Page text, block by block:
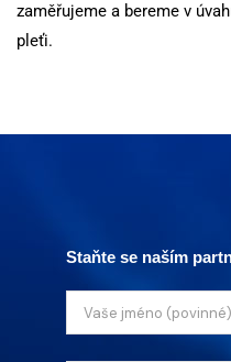
zaměřujeme a bereme v
pleťi.
Staňte se naším